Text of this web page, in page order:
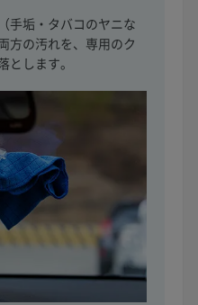
手垢・タバコのヤニな
方の汚れを、専用のク
とします。